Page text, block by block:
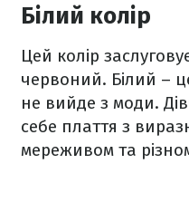
Білий колір
Цей колір
червоний. Білий –
не вийде з моди.
себе плаття з
мереживом та